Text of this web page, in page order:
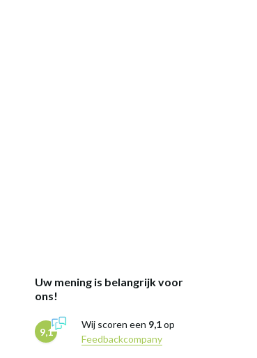
Uw mening is belangrijk voor
ons!
9,1
Wij scoren een 9,1op
Feedbackcompany